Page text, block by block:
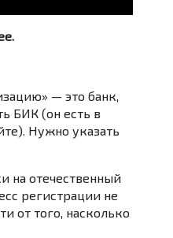
— это банк,
БИК (он есть в
Нужно указать
на отечественный
регистрации не
от того, насколько